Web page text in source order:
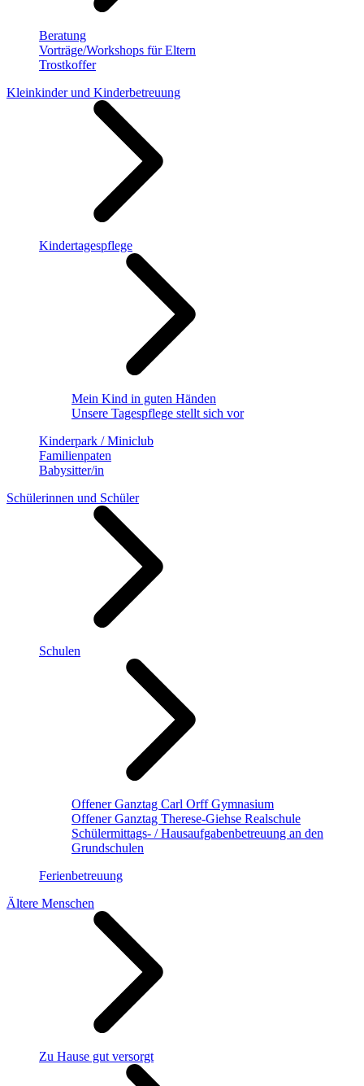
Beratung
Vorträge/Workshops für Eltern
Trostkoffer
Kleinkinder und Kinderbetreuung
Kindertagespflege
Mein Kind in guten Händen
Unsere Tagespflege stellt sich vor
Kinderpark / Miniclub
Familienpaten
Babysitter/in
Schülerinnen und Schüler
Schulen
Offener Ganztag Carl Orff Gymnasium
Offener Ganztag Therese-Giehse Realschule
Schülermittags- / Hausaufgabenbetreuung an den
Grundschulen
Ferienbetreuung
Ältere Menschen
Zu Hause gut versorgt